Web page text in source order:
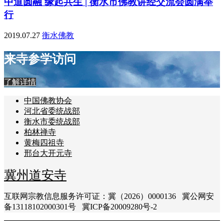
行
2019.07.27 衡水佛教
来寺参学访问
了解详情
中国佛教协会
河北省委统战部
衡水市委统战部
柏林禅寺
黄梅四祖寺
邢台大开元寺
冀州道安寺
互联网宗教信息服务许可证：冀（2026）0000136 冀公网安
备13118102000301号 冀ICP备20009280号-2